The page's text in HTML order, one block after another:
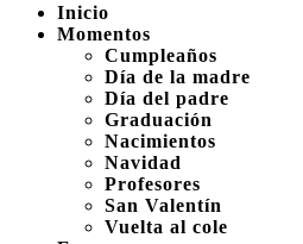
Inicio
Momentos
Cumpleaños
Día de la madre
Día del padre
Graduación
Nacimientos
Navidad
Profesores
San Valentín
Vuelta al cole